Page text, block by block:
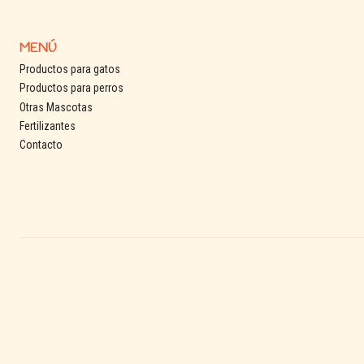
MENÚ
Productos para gatos
Productos para perros
Otras Mascotas
Fertilizantes
Contacto